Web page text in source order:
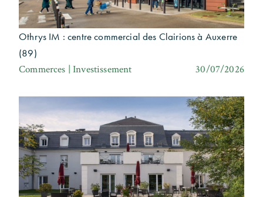
Othrys IM : centre commercial des Clairions à Auxerre
(89)
Commerces | Investissement 30/07/2026